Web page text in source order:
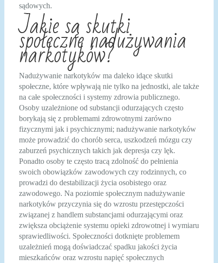
sądowych.
Jakie są skutki
społeczne nadużywania
narkotyków?
Nadużywanie narkotyków ma daleko idące skutki
społeczne, które wpływają nie tylko na jednostki, ale także
na całe społeczności i systemy zdrowia publicznego.
Osoby uzależnione od substancji odurzających często
borykają się z problemami zdrowotnymi zarówno
fizycznymi jak i psychicznymi; nadużywanie narkotyków
może prowadzić do chorób serca, uszkodzeń mózgu czy
zaburzeń psychicznych takich jak depresja czy lęk.
Ponadto osoby te często tracą zdolność do pełnienia
swoich obowiązków zawodowych czy rodzinnych, co
prowadzi do destabilizacji życia osobistego oraz
zawodowego. Na poziomie społecznym nadużywanie
narkotyków przyczynia się do wzrostu przestępczości
związanej z handlem substancjami odurzającymi oraz
zwiększa obciążenie systemu opieki zdrowotnej i wymiaru
sprawiedliwości. Społeczności dotknięte problemem
uzależnień mogą doświadczać spadku jakości życia
mieszkańców oraz wzrostu napięć społecznych